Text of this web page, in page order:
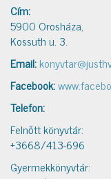
Cím:
5900 Orosháza,
Kossuth u. 3.
Email:
Facebook:
Telefon:
Felnőtt könyvtár:
+3668/413-696
Gyermekkönyvtár: